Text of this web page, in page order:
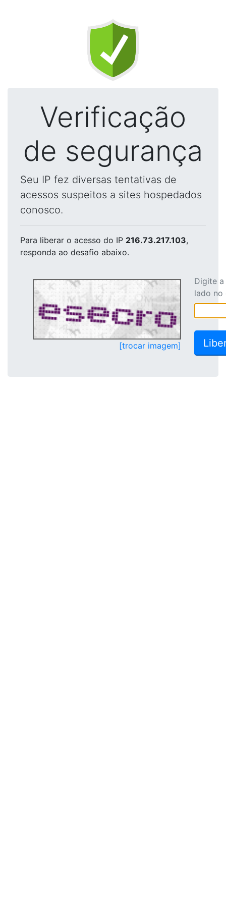
Verificação
de segurança
Seu IP fez diversas tentativas de
acessos suspeitos a sites hospedados
conosco.
Para liberar o acesso do IP 216.73.217.103,
responda ao desafio abaixo.
[trocar imagem]
Digite
lado no